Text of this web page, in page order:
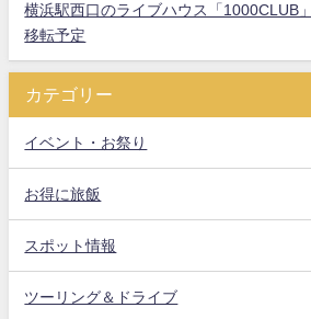
横浜駅西口のライブハウス「1000CLUB
移転予定
カテゴリー
イベント・お祭り
お得に旅飯
スポット情報
ツーリング＆ドライブ